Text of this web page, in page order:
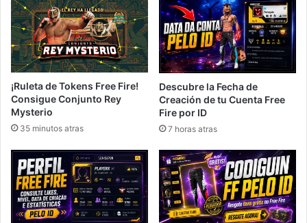
¡Ruleta de Tokens Free Fire!
Consigue Conjunto Rey
Mysterio
35 minutos atras
Descubre la Fecha de
Creación de tu Cuenta Free
Fire por ID
7 horas atras